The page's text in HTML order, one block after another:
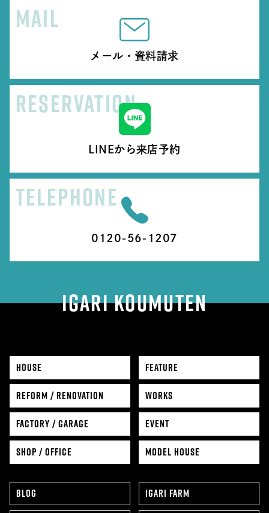
MAIL
メール・資料請求
RESERVATION
LINEから来店予約
TELEPHONE
0120-56-1207
IGARI KOUMUTEN
HOUSE
FEATURE
REFORM / RENOVATION
WORKS
FACTORY / GARAGE
EVENT
SHOP / OFFICE
MODEL HOUSE
BLOG
IGARI FARM